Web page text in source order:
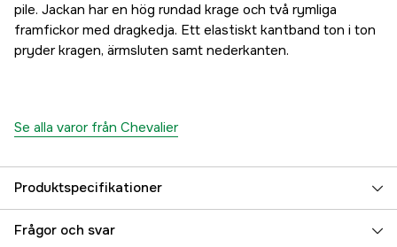
pile. Jackan har en hög rundad krage och två rymliga
framfickor med dragkedja. Ett elastiskt kantband ton i ton
pryder kragen, ärmsluten samt nederkanten.
Se alla varor från Chevalier
Produktspecifikationer
Fodrad yes
Frågor och svar